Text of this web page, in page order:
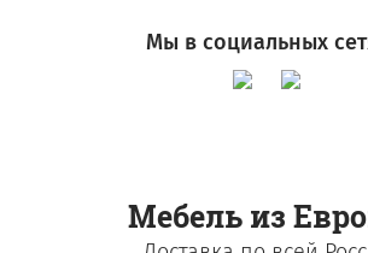
Мебель из
Мы в социальных